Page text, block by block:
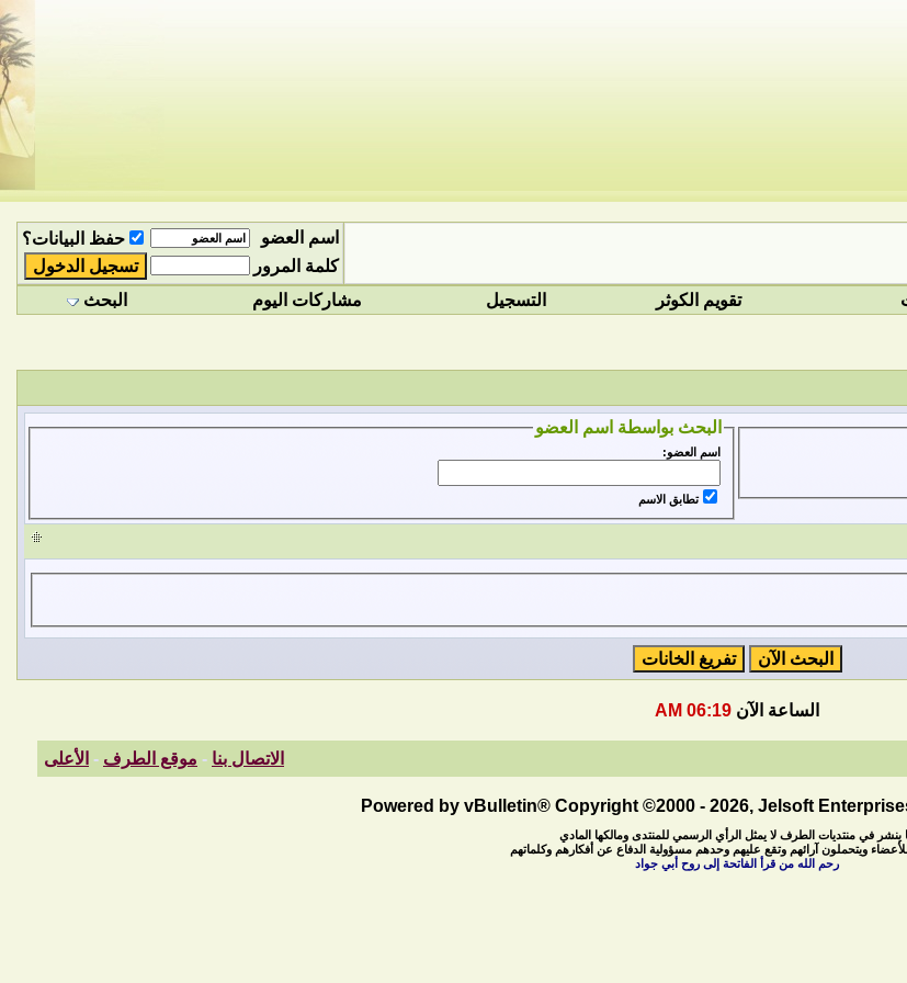
اسم العضو
حفظ البيانات؟
كلمة المرور
تقويم الكوثر التسجيل مشاركات اليوم البحث
البحث بواسطة اسم العضو
اسم العضو:
تطابق الاسم
الساعة الآن 06:19 AM
الاتصال بنا - موقع الطرف - الأعلى
Powered by vBulletin® Copyright ©2000 - 2026, Jelsoft
ينشر في منتديات الطرف لا يمثل الرأي الرسمي للمنتدى ومالكها المادي
ويتحملون آرائهم وتقع عليهم وحدهم مسؤولية الدفاع عن أفكارهم وكلماتهم
رحم الله من قرأ الفاتحة إلى روح أبي جواد